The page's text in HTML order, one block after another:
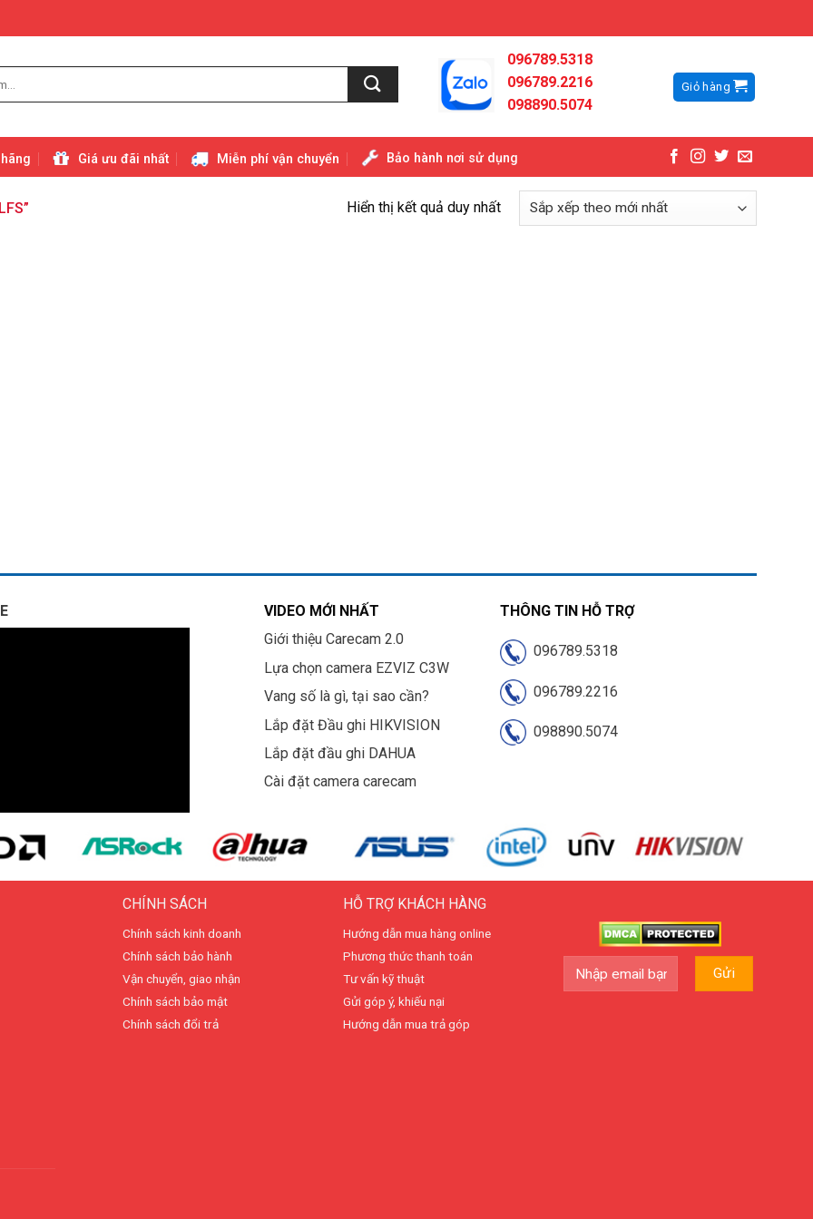
096789.5318
096789.2216
098890.5074
Giỏ hàng
Giá ưu đãi nhất Miễn phí vận chuyển Bảo hành nơi sử dụng
Hiển thị kết quả duy nhất
VIDEO MỚI NHẤT
Giới thiệu Carecam 2.0
Lựa chọn camera EZVIZ C3W
Vang số là gì, tại sao cần?
Lắp đặt Đầu ghi HIKVISION
Lắp đặt đầu ghi DAHUA
Cài đặt camera carecam
THÔNG TIN HỖ TRỢ
096789.5318
096789.2216
098890.5074
CHÍNH SÁCH
Chính sách kinh doanh
Chính sách bảo hành
Vận chuyển, giao nhận
Chính sách bảo mật
Chính sách đổi trả
HỖ TRỢ KHÁCH HÀNG
Hướng dẫn mua hàng online
Phương thức thanh toán
Tư vấn kỹ thuật
Gửi góp ý, khiếu nại
Hướng dẫn mua trả góp